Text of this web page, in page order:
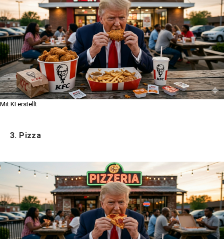
Mit KI erstellt
3. Pizza